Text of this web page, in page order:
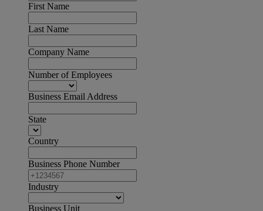
First Name
Last Name
Company Name
Number of Employees
Business Email Address
State
Country
Business Phone Number
Industry
Business Unit